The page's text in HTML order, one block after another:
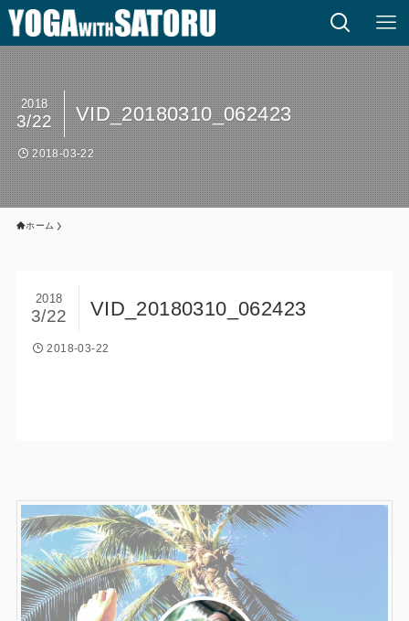
VID_20180310_062423
2018
3/22
2018-03-22
ホーム
VID_20180310_062423
2018
3/22
2018-03-22